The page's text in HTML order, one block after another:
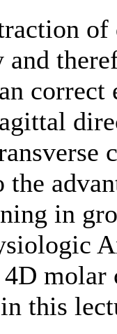
of
and
correct
in
molar
this